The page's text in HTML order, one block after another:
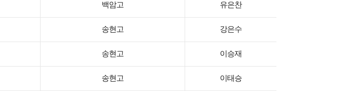
백암고 유은찬
송현고 강은수
송현고 이승재
송현고 이태승